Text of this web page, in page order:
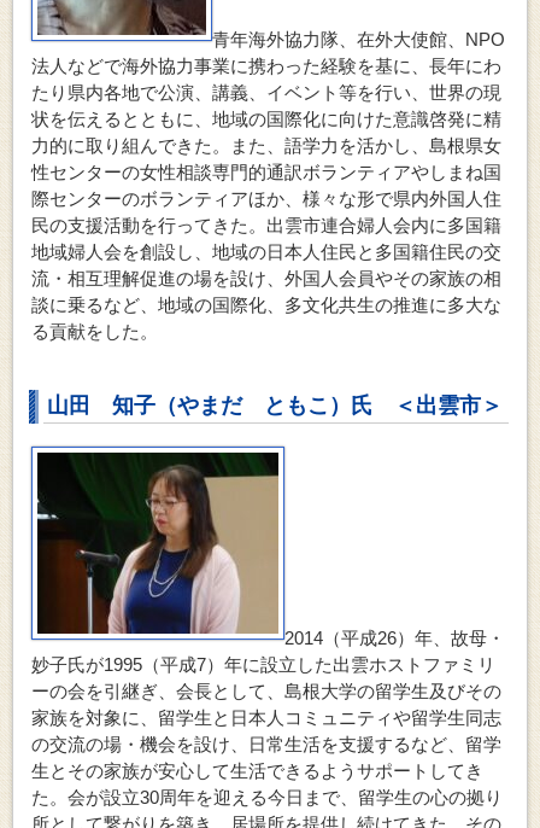
青年海外協力隊、在外大使館、NPO
法人などで海外協力事業に携わった経験を基に、長年にわ
たり県内各地で公演、講義、イベント等を行い、世界の現
状を伝えるとともに、地域の国際化に向けた意識啓発に精
力的に取り組んできた。また、語学力を活かし、島根県女
性センターの女性相談専門的通訳ボランティアやしまね国
際センターのボランティアほか、様々な形で県内外国人住
民の支援活動を行ってきた。出雲市連合婦人会内に多国籍
地域婦人会を創設し、地域の日本人住民と多国籍住民の交
流・相互理解促進の場を設け、外国人会員やその家族の相
談に乗るなど、地域の国際化、多文化共生の推進に多大な
る貢献をした。
山田 知子（やまだ ともこ）氏 ＜出雲市＞
2014（平成26）年、故母・
妙子氏が1995（平成7）年に設立した出雲ホストファミリ
ーの会を引継ぎ、会長として、島根大学の留学生及びその
家族を対象に、留学生と日本人コミュニティや留学生同志
の交流の場・機会を設け、日常生活を支援するなど、留学
生とその家族が安心して生活できるようサポートしてき
た。会が設立30周年を迎える今日まで、留学生の心の拠り
所として繋がりを築き、居場所を提供し続けてきた。その